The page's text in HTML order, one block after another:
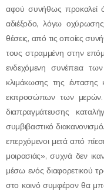
αφού συνήθως προκαλεί
αδιέξοδο, λόγω
θέσεις, από τις οποίες
τους στραμμένη στην
ενδεχόμενη συνέπεια
κλιμάκωσης της έντασης
εκπροσώπων των μερών.
διαπραγμάτευσης
συμβιβαστικό
επερχόμενοι μετά από
μοιρασιάς», συχνά δεν
μέσω ενός διαφορετικού
στο κοινό συμφέρον θα